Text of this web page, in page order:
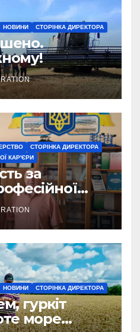
НОВИНИ СТОРІНКА ДИРЕКТОРА
СТОРІНКА ДИРЕКТОРА
КАР'ЄРИ
за
НОВИНИ СТОРІНКА ДИРЕКТОРА
гуркіт
море